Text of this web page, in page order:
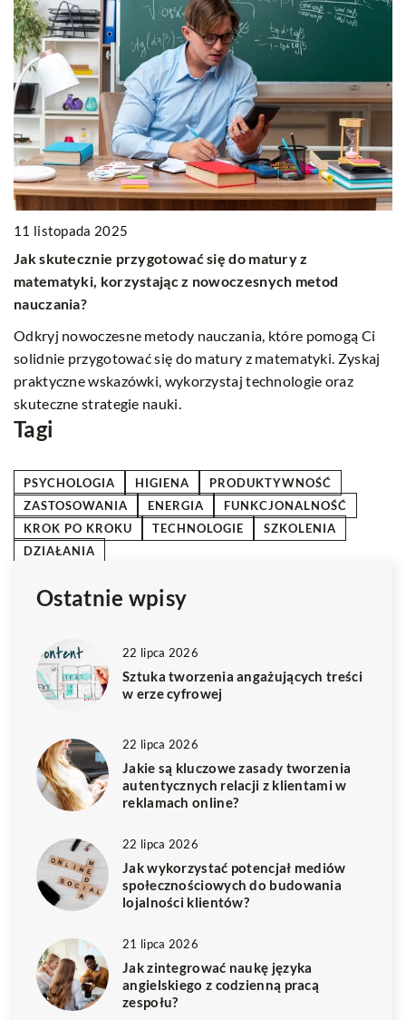
11 listopada 2025
Jak skutecznie przygotować się do matury z
matematyki, korzystając z nowoczesnych metod
nauczania?
Odkryj nowoczesne metody nauczania, które pomogą Ci
solidnie przygotować się do matury z matematyki. Zyskaj
praktyczne wskazówki, wykorzystaj technologie oraz
skuteczne strategie nauki.
Tagi
PSYCHOLOGIA HIGIENA
PRODUKTYWNOŚĆ
ZASTOSOWANIA
ENERGIA
FUNKCJONALNOŚĆ
KROK PO KROKU
TECHNOLOGIE
SZKOLENIA
DZIAŁANIA
Ostatnie wpisy
22 lipca 2026
Sztuka tworzenia angażujących treści
w erze cyfrowej
22 lipca 2026
Jakie są kluczowe zasady tworzenia
autentycznych relacji z klientami w
reklamach online?
22 lipca 2026
Jak wykorzystać potencjał mediów
społecznościowych do budowania
lojalności klientów?
21 lipca 2026
Jak zintegrować naukę języka
angielskiego z codzienną pracą
zespołu?